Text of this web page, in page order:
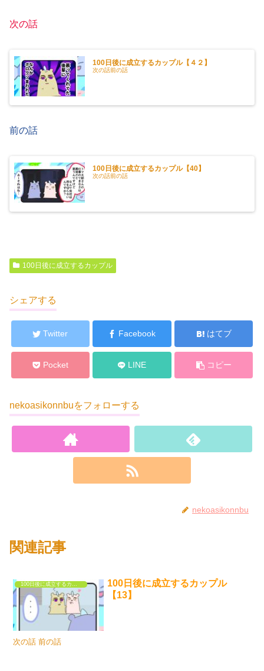
次の話
100日後に成立するカップル【４２】
次の話前の話
前の話
100日後に成立するカップル【40】
次の話前の話
100日後に成立するカップル
シェアする
Twitter Facebook はてブ
Pocket LINE コピー
nekoasikonnbuをフォローする
nekoasikonnbu
関連記事
100日後に成立するカップル
100日後に成立するカップル
【13】
次の話 前の話